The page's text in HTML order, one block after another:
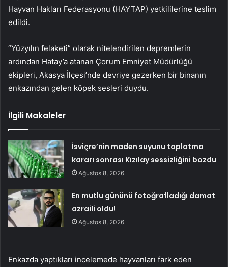
Hayvan Hakları Federasyonu (HAYTAP) yetkililerine teslim
edildi.
“Yüzyılın felaketi” olarak nitelendirilen depremlerin
ardından Hatay’a atanan Çorum Emniyet Müdürlüğü
ekipleri, Akasya İlçesi’nde devriye gezerken bir binanın
enkazından gelen köpek sesleri duydu.
İlgili Makaleler
İsviçre’nin maden suyunu toplatma
kararı sonrası Kızılay sessizliğini bozdu
Ağustos 8, 2026
En mutlu gününü fotoğrafladığı damat
azraili oldu!
Ağustos 8, 2026
Enkazda yaptıkları incelemede hayvanları fark eden